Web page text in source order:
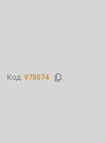
Код: 975074